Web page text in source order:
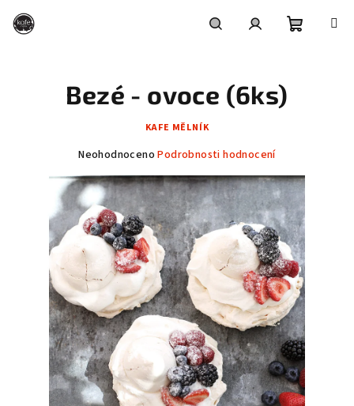
obsah
Bezé - ovoce (6ks)
KAFE MĚLNÍK
Průměrné
produktu
je
0,0
z
5
hvězdiček.
Neohodnoceno Podrobnosti hodnocení